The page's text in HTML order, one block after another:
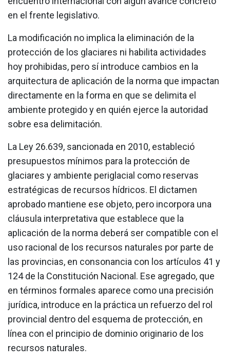
en el frente legislativo.
La modificación no implica la eliminación de la
protección de los glaciares ni habilita actividades
hoy prohibidas, pero sí introduce cambios en la
arquitectura de aplicación de la norma que impactan
directamente en la forma en que se delimita el
ambiente protegido y en quién ejerce la autoridad
sobre esa delimitación.
La Ley 26.639, sancionada en 2010, estableció
presupuestos mínimos para la protección de
glaciares y ambiente periglacial como reservas
estratégicas de recursos hídricos. El dictamen
aprobado mantiene ese objeto, pero incorpora una
cláusula interpretativa que establece que la
aplicación de la norma deberá ser compatible con el
uso racional de los recursos naturales por parte de
las provincias, en consonancia con los artículos 41 y
124 de la Constitución Nacional. Ese agregado, que
en términos formales aparece como una precisión
jurídica, introduce en la práctica un refuerzo del rol
provincial dentro del esquema de protección, en
línea con el principio de dominio originario de los
recursos naturales.